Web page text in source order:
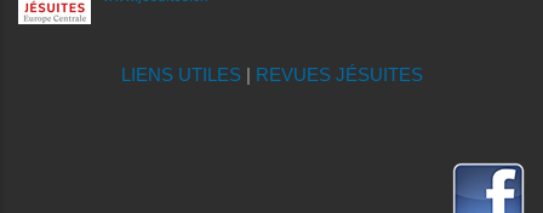
LIENS UTILES| REVUES JÉSUITES